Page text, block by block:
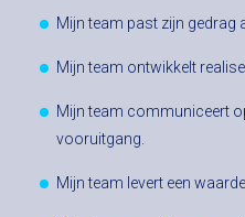
Mijn team past zijn gedrag
Mijn team ontwikkelt
Mijn team communiceert
vooruitgang.
Mijn team levert een